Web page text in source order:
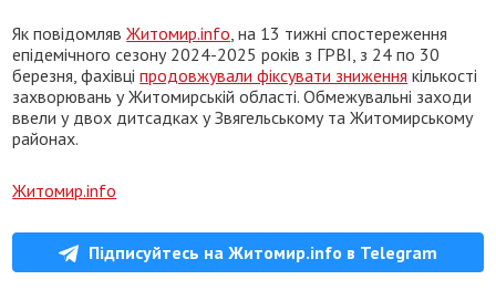
Як повідомлявЖитомир.info , на 13 тижні спостереження
епідемічного сезону 2024-2025 років з ГРВІ, з 24 по 30
березня, фахівціпродовжували фіксувати зниження кількості
захворювань у Житомирській області. Обмежувальні заходи
ввели у двох дитсадках у Звягельському та Житомирському
районах.
Житомир.info
Підписуйтесь на Житомир.info в Telegram